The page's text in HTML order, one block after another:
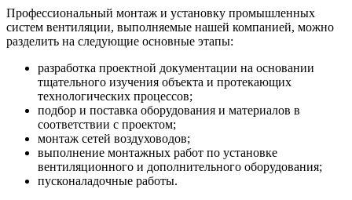
Профессиональный монтаж и установку промышленных
систем вентиляции, выполняемые нашей компанией, можно
разделить на следующие основные этапы:
разработка проектной документации на основании
тщательного изучения объекта и протекающих
технологических процессов;
подбор и поставка оборудования и материалов в
соответствии с проектом;
монтаж сетей воздуховодов;
выполнение монтажных работ по установке
вентиляционного и дополнительного оборудования;
пусконаладочные работы.